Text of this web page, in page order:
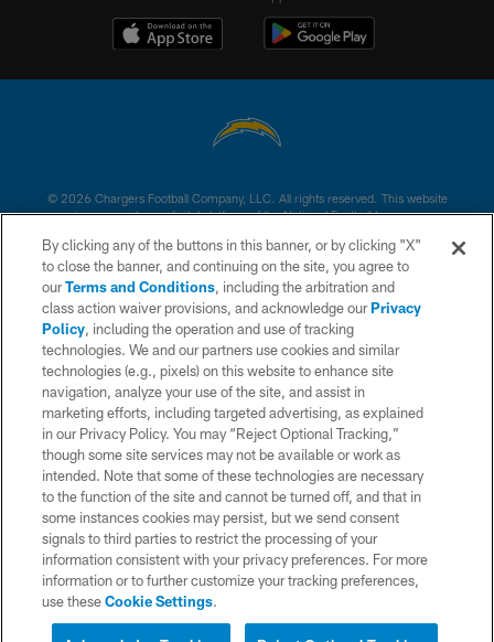
© 2026 Chargers Football Company, LLC. All rights reserved. This website
is managed on a digital platform of the National Football League.
CONTACT US
WEBSITE ACCESSIBILITY
TERMS AND CONDITIONS
PRIVACY POLICY
SITE MAP
AD CHOICES
YOUR PRIVACY CHOICES
COOKIE SETTINGS
PREFERENCE CENTER
By clicking any of the buttons in this banner, or by clicking "X"
to close the banner, and continuing on the site, you agree to
ourTerms and Conditions, including the arbitration and
class action waiver provisions, and acknowledge ourPrivacy
Policy, including the operation and use of tracking
technologies. We and our partners use cookies and similar
technologies (e.g., pixels) on this website to enhance site
navigation, analyze your use of the site, and assist in
marketing efforts, including targeted advertising, as explained
in our Privacy Policy. You may “Reject Optional Tracking,”
though some site services may not be available or work as
intended. Note that some of these technologies are necessary
to the function of the site and cannot be turned off, and that in
some instances cookies may persist, but we send consent
signals to third parties to restrict the processing of your
information consistent with your privacy preferences. For more
information or to further customize your tracking preferences,
use theseCookie Settings.